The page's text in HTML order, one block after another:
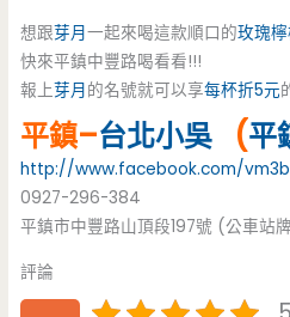
想跟芽月一起來喝這款順口的玫瑰
快來平鎮中豐路喝看看!!!
報上芽月 的名號就可以享每杯折5元
平鎮–台北小吳 (平
http://www.facebook.com/
0927-296-384
平鎮市中豐路山頂段197號 (公車站
評論